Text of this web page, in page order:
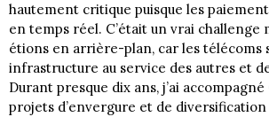
hautement critique puisque les
en temps réel. C’était un vrai challenge
étions en arrière-plan, car les télécoms
infrastructure au service des autres et
Durant presque dix ans, j’ai accompagné
projets d’envergure et de diversification